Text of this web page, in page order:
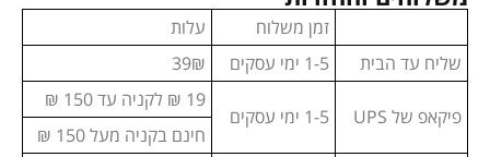
זמן משלוח
עלות
שליח עד הבית
1-5 ימי עסקים 39₪
פיקאפ של UPS 1-5 ימי עסקים
19 ₪ לקניה עד 150 ₪
חינם בקניה מעל 150 ₪